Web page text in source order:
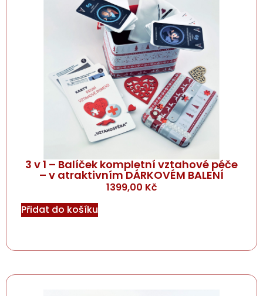
3 v 1 – Balíček kompletní vztahové péče
– v atraktivním DÁRKOVÉM BALENÍ
1399,00 Kč
Přidat do košíku